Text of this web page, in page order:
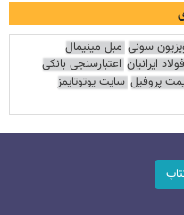
سونی مبل مینیمال
ایرانیان اعتبارسنجی بانکی
پروفیل سایت یوتوتایمز